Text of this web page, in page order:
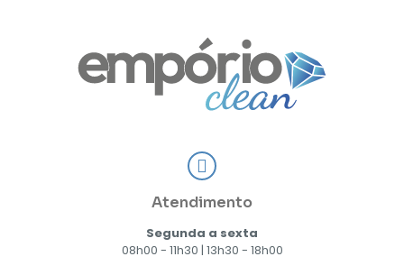
Atendimento
Segunda a sexta
08h00 - 11h30 | 13h30 - 18h00